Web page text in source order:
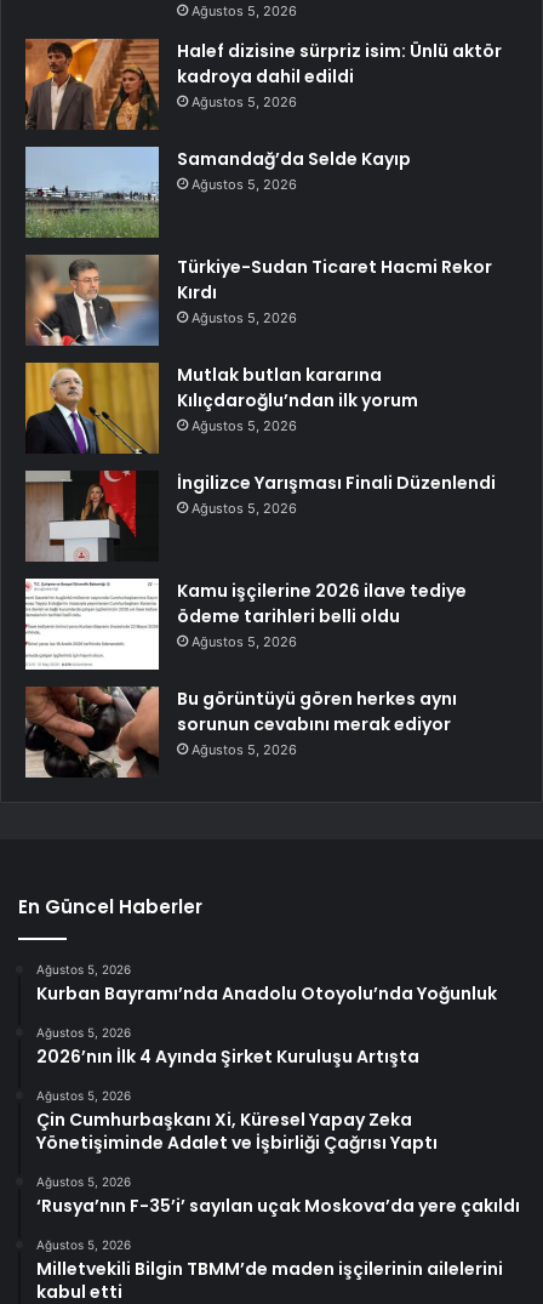
Ağustos 5, 2026
Halef dizisine sürpriz isim: Ünlü aktör
kadroya dahil edildi
Ağustos 5, 2026
Samandağ’da Selde Kayıp
Ağustos 5, 2026
Türkiye-Sudan Ticaret Hacmi Rekor
Kırdı
Ağustos 5, 2026
Mutlak butlan kararına
Kılıçdaroğlu’ndan ilk yorum
Ağustos 5, 2026
İngilizce Yarışması Finali Düzenlendi
Ağustos 5, 2026
Kamu işçilerine 2026 ilave tediye
ödeme tarihleri belli oldu
Ağustos 5, 2026
Bu görüntüyü gören herkes aynı
sorunun cevabını merak ediyor
Ağustos 5, 2026
En Güncel Haberler
Ağustos 5, 2026
Kurban Bayramı’nda Anadolu Otoyolu’nda Yoğunluk
Ağustos 5, 2026
2026’nın İlk 4 Ayında Şirket Kuruluşu Artışta
Ağustos 5, 2026
Çin Cumhurbaşkanı Xi, Küresel Yapay Zeka
Yönetişiminde Adalet ve İşbirliği Çağrısı Yaptı
Ağustos 5, 2026
‘Rusya’nın F-35’i’ sayılan uçak Moskova’da yere çakıldı
Ağustos 5, 2026
Milletvekili Bilgin TBMM’de maden işçilerinin ailelerini
kabul etti